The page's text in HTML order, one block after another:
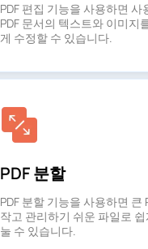
PDF 편집 기능을 사용하면 사
PDF 문서의 텍스트와 이미지
게 수정할 수 있습니다.
PDF 분할
PDF 분할 기능을 사용하면 큰
작고 관리하기 쉬운 파일로
눌 수 있습니다.